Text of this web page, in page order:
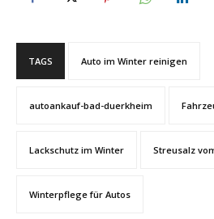
TAGS Auto im Winter reinigen
autoankauf-bad-duerkheim
Lackschutz im Winter Streusalz
Winterpflege für Autos